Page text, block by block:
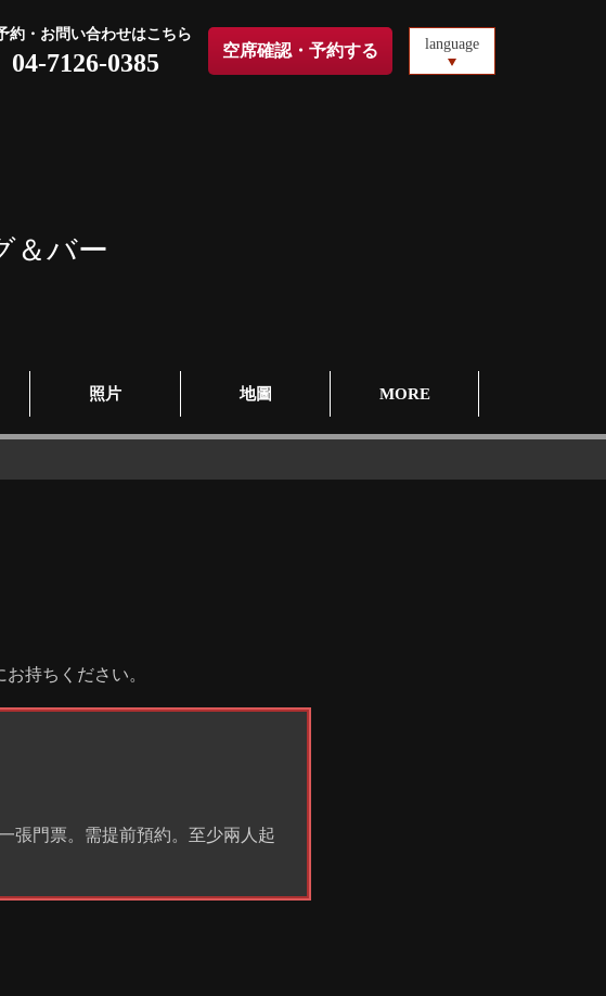
約・お問い合わせはこちら
04-7126-0385 空席確認・予約する language
＆バー
照片 地圖 MORE
持ちください。
張門票。需提前預約。至少兩人起